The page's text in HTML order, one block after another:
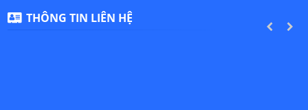
THÔNG TIN LIÊN HỆ
PREVIOUS
NEXT